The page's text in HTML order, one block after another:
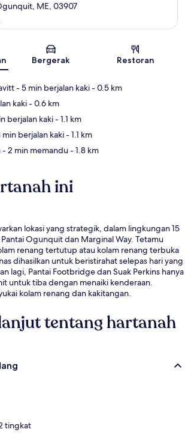
Peta
ME, 03907
Bergerak Restoran
- 5 min berjalan kaki- 0.5 km
kaki- 0.6 km
berjalan kaki- 1.1 km
min berjalan kaki- 1.1 km
- 2 min memandu- 1.8 km
ini
lokasi yang strategik, dalam lingkungan 15
Ogunquit dan Marginal Way. Tetamu
renang tertutup atau kolam renang terbuka
dihasilkan untuk beristirahat selepas hari yang
lagi, Pantai Footbridge dan Suak Perkins hanya
untuk tiba dengan menaiki kenderaan.
kolam renang dan kakitangan.
tentang hartanah
tingkat